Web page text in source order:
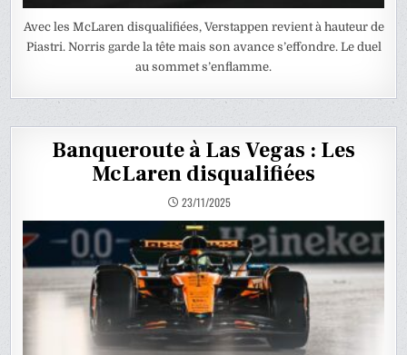
Avec les McLaren disqualifiées, Verstappen revient à hauteur de
Piastri. Norris garde la tête mais son avance s’effondre. Le duel
au sommet s’enflamme.
Banqueroute à Las Vegas : Les
McLaren disqualifiées
23/11/2025